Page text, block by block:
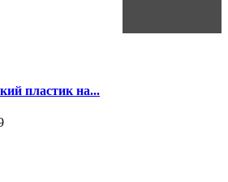
пластик на...